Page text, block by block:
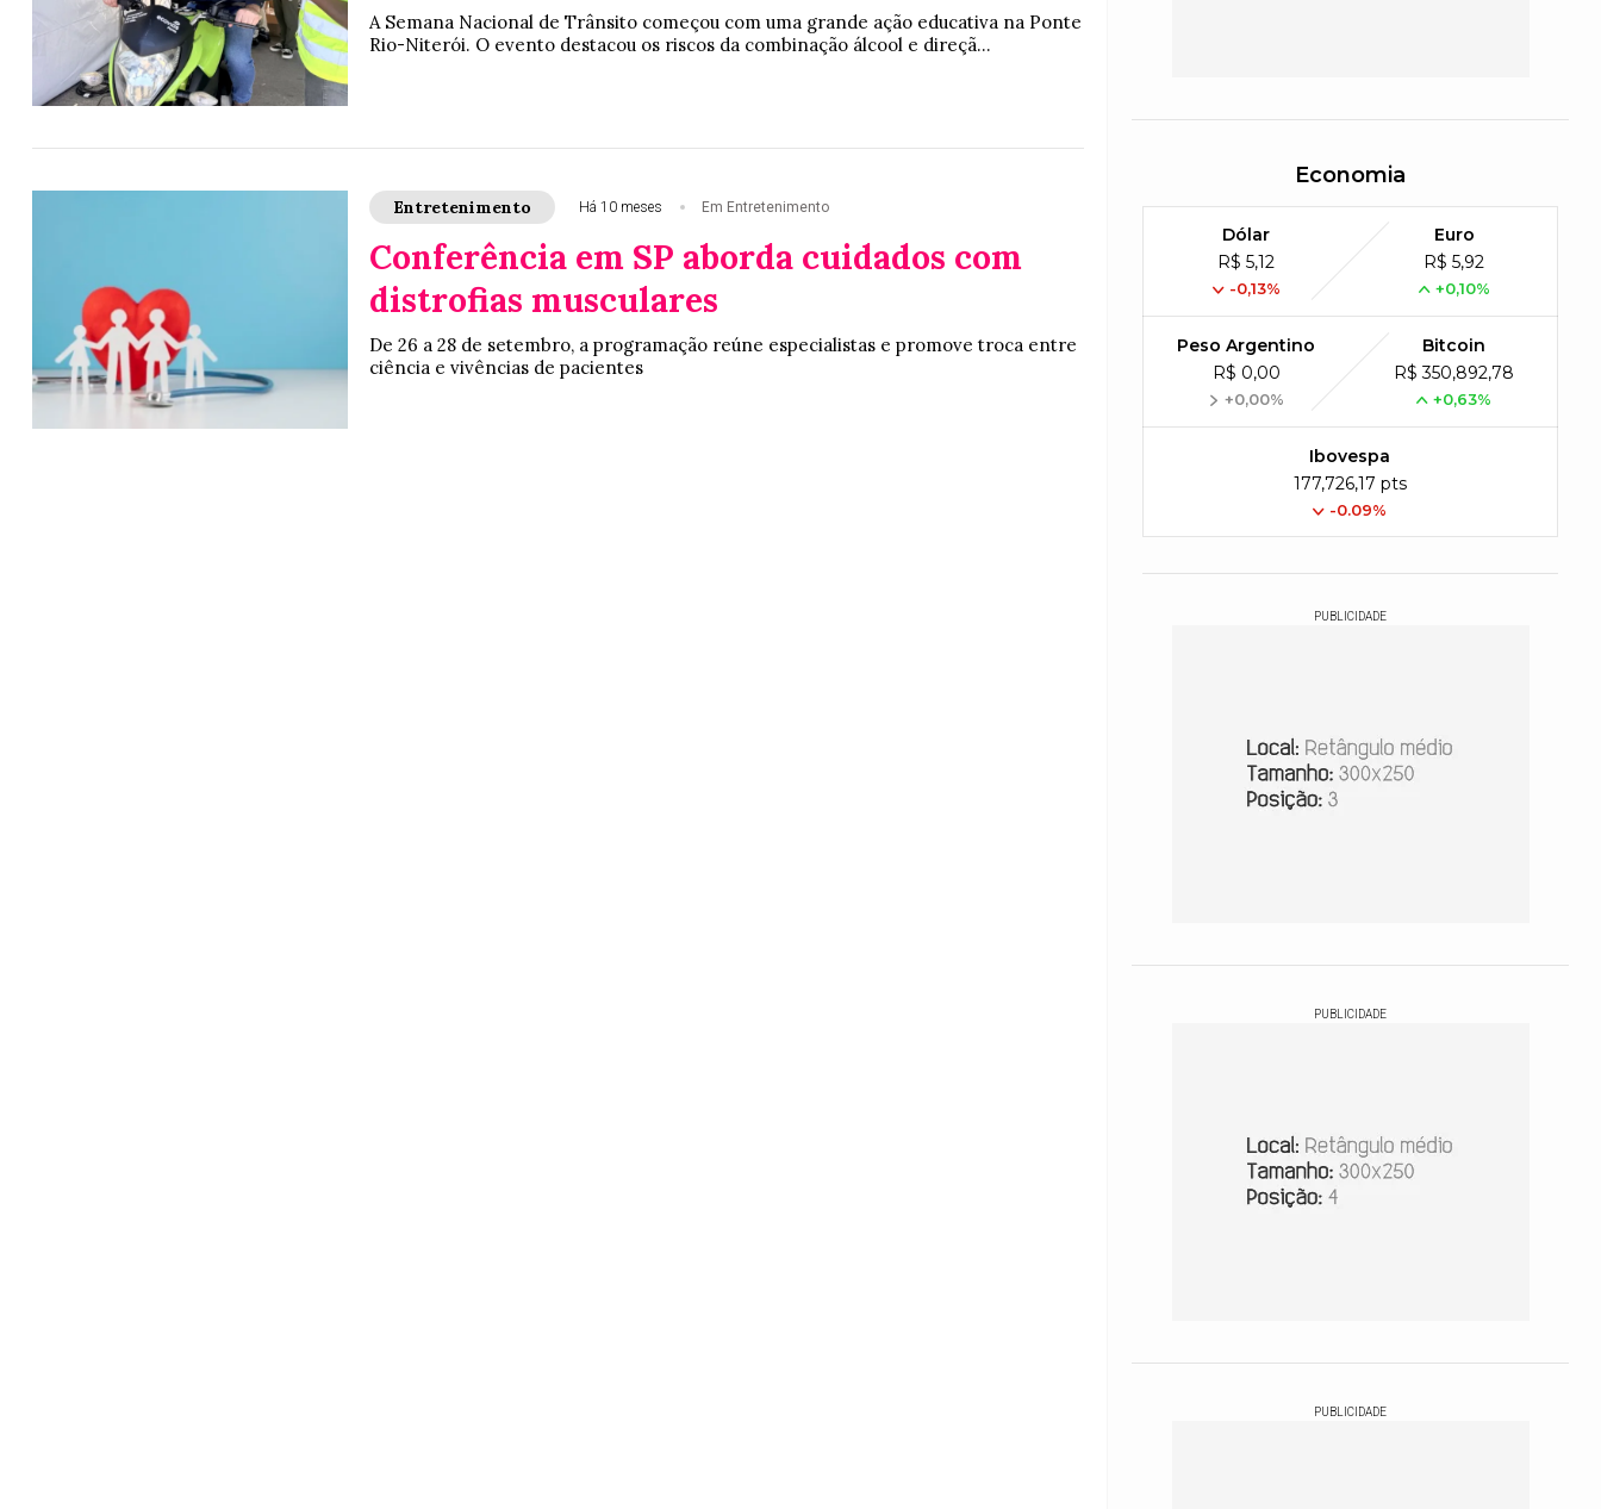
A Semana Nacional de Trânsito começou com uma grande ação educativa na Ponte
Rio-Niterói. O evento destacou os riscos da combinação álcool e direçã...
Entretenimento Há 10 meses Em Entretenimento
Conferência em SP aborda cuidados com
distrofias musculares
De 26 a 28 de setembro, a programação reúne especialistas e promove troca entre
ciência e vivências de pacientes
Economia
Dólar
R$ 5,12
-0,13%
Euro
R$ 5,92
+0,10%
Peso Argentino
R$ 0,00
+0,00%
Bitcoin
R$ 350,892,78
+0,63%
Ibovespa
177,726,17 pts
-0.09%
PUBLICIDADE
PUBLICIDADE
PUBLICIDADE